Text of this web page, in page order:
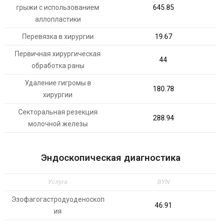
грыжи с использованием
аллопластики
645.85
Перевязка в хирургии 19.67
Первичная хирургическая
обработка раны
44
Удаление гигромы в
хирургии
180.78
Секторальная резекция
молочной железы
288.94
Эндоскопическая диагностика
Услуга BYN
Эзофагогастродуоденоскоп
ия
46.91